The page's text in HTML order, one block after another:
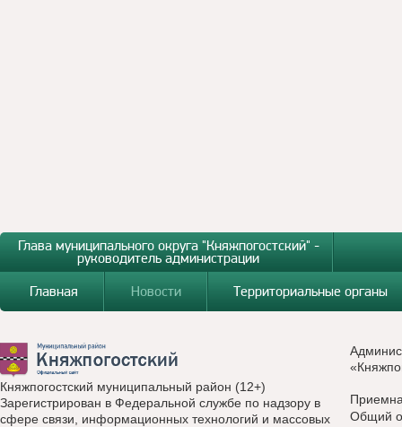
Глава муниципального округа "Княжпогостский" -
руководитель администрации
Главная
Новости Территориальные органы
Княжпогостский муниципальный район (12+)
Зарегистрирован в Федеральной службе по надзору в
сфере связи, информационных технологий и массовых
Общий